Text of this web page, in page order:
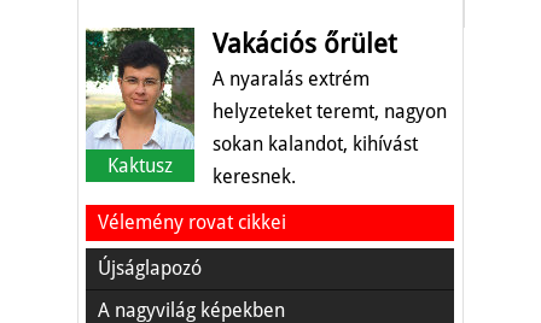
Kaktusz
Vakációs őrület
A nyaralás extrém
helyzeteket teremt, nagyon
sokan kalandot, kihívást
keresnek.
Vélemény rovat cikkei
Újságlapozó
A nagyvilág képekben